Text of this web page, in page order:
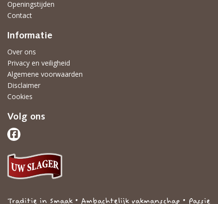
Openingstijden
Contact
Informatie
Over ons
Privacy en veiligheid
Algemene voorwaarden
Disclaimer
Cookies
Volg ons
Traditie in Smaak • Ambachtelijk vakmanschap • Passie